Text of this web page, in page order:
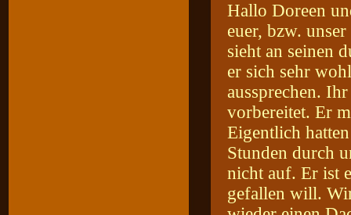
Hallo Doreen
euer, bzw.
sieht an seinen
er sich sehr
aussprechen.
vorbereitet. Er
Eigentlich
Stunden durch
nicht auf. Er ist
gefallen will.